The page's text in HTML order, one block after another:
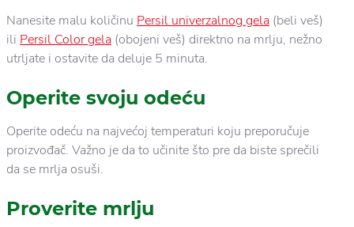
Nanesite malu količinu Persil univerzalnog gela (beli veš)
ili Persil Color gela (obojeni veš) direktno na mrlju, nežno
utrljate i ostavite da deluje 5 minuta.
Operite svoju odeću
Operite odeću na najvećoj temperaturi koju preporučuje
proizvođač. Važno je da to učinite što pre da biste sprečili
da se mrlja osuši.
Proverite mrlju